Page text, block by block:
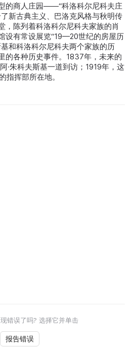
的商人庄园——“科洛科尔尼科夫庄
新古典主义、巴洛克风格与秋明传
，陈列着科洛科尔尼科夫家族的肖
设有常设展览“19—20世纪的房屋历
和科洛科尔尼科夫两个家族的历
的各种历史事件。1837年，未来的
·朱科夫斯基一道到访；1919年，这
指挥部所在地。
错误了吗? 选择它并单击
报告错误